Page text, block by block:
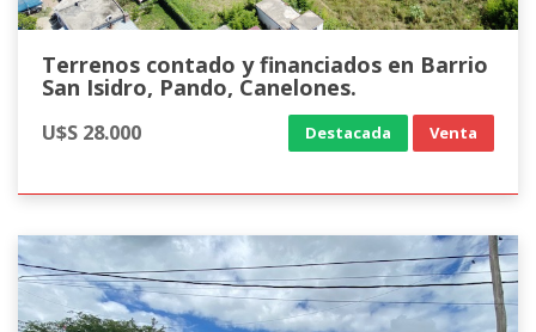
Terrenos contado y financiados en Barrio
San Isidro, Pando, Canelones.
U$S 28.000 Destacada Venta